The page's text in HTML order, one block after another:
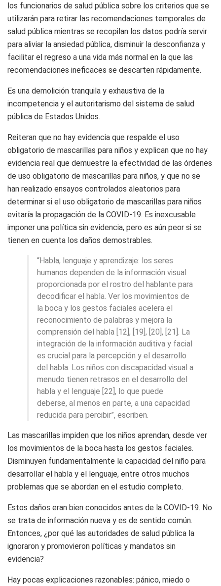
los funcionarios de salud pública sobre los criterios que se
utilizarán para retirar las recomendaciones temporales de
salud pública mientras se recopilan los datos podría servir
para aliviar la ansiedad pública, disminuir la desconfianza y
facilitar el regreso a una vida más normal en la que las
recomendaciones ineficaces se descarten rápidamente.
Es una demolición tranquila y exhaustiva de la
incompetencia y el autoritarismo del sistema de salud
pública de Estados Unidos.
Reiteran que no hay evidencia que respalde el uso
obligatorio de mascarillas para niños y explican que no hay
evidencia real que demuestre la efectividad de las órdenes
de uso obligatorio de mascarillas para niños, y que no se
han realizado ensayos controlados aleatorios para
determinar si el uso obligatorio de mascarillas para niños
evitaría la propagación de la COVID-19. Es inexcusable
imponer una política sin evidencia, pero es aún peor si se
tienen en cuenta los daños demostrables.
“Habla, lenguaje y aprendizaje: los seres
humanos dependen de la información visual
proporcionada por el rostro del hablante para
decodificar el habla. Ver los movimientos de
la boca y los gestos faciales acelera el
reconocimiento de palabras y mejora la
comprensión del habla [12], [19], [20], [21]. La
integración de la información auditiva y facial
es crucial para la percepción y el desarrollo
del habla. Los niños con discapacidad visual a
menudo tienen retrasos en el desarrollo del
habla y el lenguaje [22], lo que puede
deberse, al menos en parte, a una capacidad
reducida para percibir”, escriben.
Las mascarillas impiden que los niños aprendan, desde ver
los movimientos de la boca hasta los gestos faciales.
Disminuyen fundamentalmente la capacidad del niño para
desarrollar el habla y el lenguaje, entre otros muchos
problemas que se abordan en el estudio completo.
Estos daños eran bien conocidos antes de la COVID-19. No
se trata de información nueva y es de sentido común.
Entonces, ¿por qué las autoridades de salud pública la
ignoraron y promovieron políticas y mandatos sin
evidencia?
Hay pocas explicaciones razonables: pánico, miedo o